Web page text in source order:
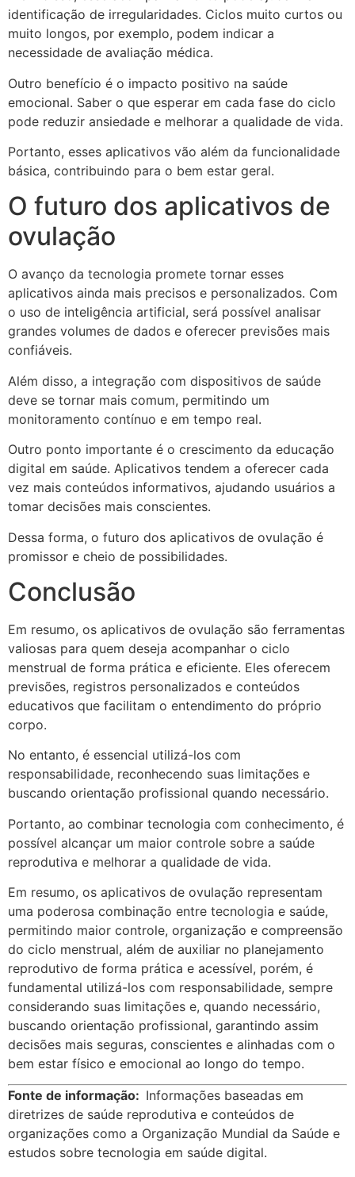
identificação de irregularidades. Ciclos muito curtos ou
muito longos, por exemplo, podem indicar a
necessidade de avaliação médica.
Outro benefício é o impacto positivo na saúde
emocional. Saber o que esperar em cada fase do ciclo
pode reduzir ansiedade e melhorar a qualidade de vida.
Portanto, esses aplicativos vão além da funcionalidade
básica, contribuindo para o bem estar geral.
O futuro dos aplicativos de
ovulação
O avanço da tecnologia promete tornar esses
aplicativos ainda mais precisos e personalizados. Com
o uso de inteligência artificial, será possível analisar
grandes volumes de dados e oferecer previsões mais
confiáveis.
Além disso, a integração com dispositivos de saúde
deve se tornar mais comum, permitindo um
monitoramento contínuo e em tempo real.
Outro ponto importante é o crescimento da educação
digital em saúde. Aplicativos tendem a oferecer cada
vez mais conteúdos informativos, ajudando usuários a
tomar decisões mais conscientes.
Dessa forma, o futuro dos aplicativos de ovulação é
promissor e cheio de possibilidades.
Conclusão
Em resumo, os aplicativos de ovulação são ferramentas
valiosas para quem deseja acompanhar o ciclo
menstrual de forma prática e eficiente. Eles oferecem
previsões, registros personalizados e conteúdos
educativos que facilitam o entendimento do próprio
corpo.
No entanto, é essencial utilizá-los com
responsabilidade, reconhecendo suas limitações e
buscando orientação profissional quando necessário.
Portanto, ao combinar tecnologia com conhecimento, é
possível alcançar um maior controle sobre a saúde
reprodutiva e melhorar a qualidade de vida.
Em resumo, os aplicativos de ovulação representam
uma poderosa combinação entre tecnologia e saúde,
permitindo maior controle, organização e compreensão
do ciclo menstrual, além de auxiliar no planejamento
reprodutivo de forma prática e acessível, porém, é
fundamental utilizá-los com responsabilidade, sempre
considerando suas limitações e, quando necessário,
buscando orientação profissional, garantindo assim
decisões mais seguras, conscientes e alinhadas com o
bem estar físico e emocional ao longo do tempo.
Fonte de informação: Informações baseadas em
diretrizes de saúde reprodutiva e conteúdos de
organizações como a Organização Mundial da Saúde e
estudos sobre tecnologia em saúde digital.